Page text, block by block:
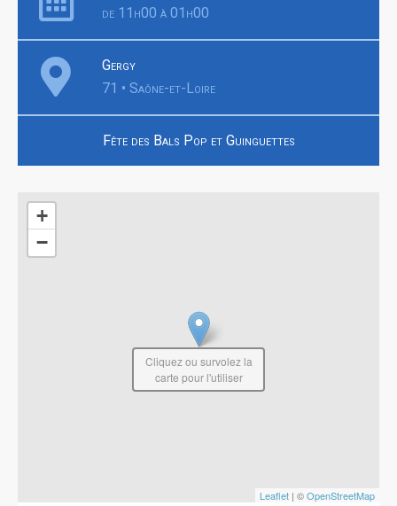
de 11h00 à 01h00
Gergy
71 • Saône-et-Loire
Fête des Bals Pop et Guinguettes
+
−
Leaflet | ©OpenStreetMap
Cliquez ou survolez la
carte pour l'utiliser